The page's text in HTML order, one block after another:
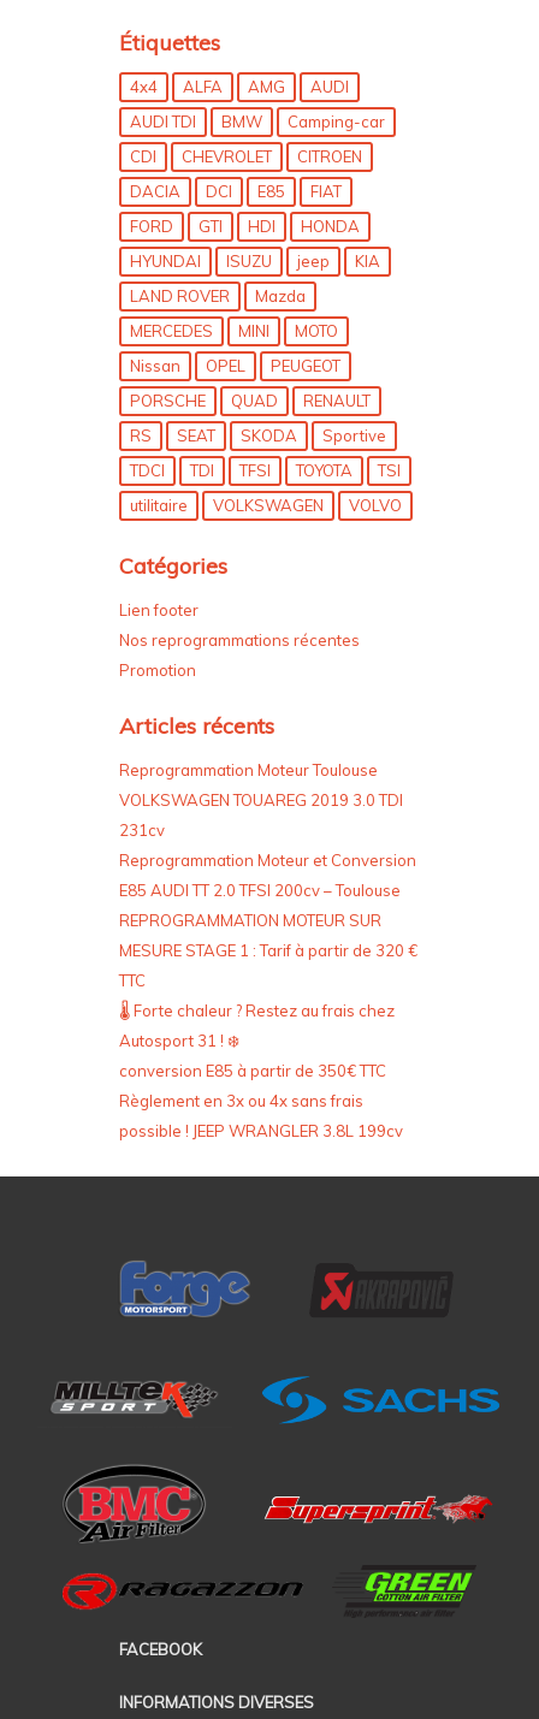
Étiquettes
4x4 ALFA AMG
AUDI
AUDI TDI
BMW
Camping-car
CDI
CHEVROLET
CITROEN
DACIA
DCI E85
FIAT
FORD
GTI HDI
HONDA
HYUNDAI
ISUZU jeep
KIA
LAND ROVER
Mazda
MERCEDES
MINI
MOTO
Nissan
OPEL
PEUGEOT
PORSCHE
QUAD
RENAULT
RS
SEAT SKODA
Sportive
TDCI
TDI TFSI TOYOTA
TSI
utilitaire
VOLKSWAGEN VOLVO
Catégories
Lien footer
Nos reprogrammations récentes
Promotion
Articles récents
Reprogrammation Moteur Toulouse
VOLKSWAGEN TOUAREG 2019 3.0 TDI
231cv
Reprogrammation Moteur et Conversion
E85 AUDI TT 2.0 TFSI 200cv – Toulouse
REPROGRAMMATION MOTEUR SUR
MESURE STAGE 1 : Tarif à partir de 320 €
TTC
🌡️ Forte chaleur ? Restez au frais chez
Autosport 31 ! ❄️
conversion E85 à partir de 350€ TTC
Règlement en 3x ou 4x sans frais
possible ! JEEP WRANGLER 3.8L 199cv
FACEBOOK
INFORMATIONS DIVERSES